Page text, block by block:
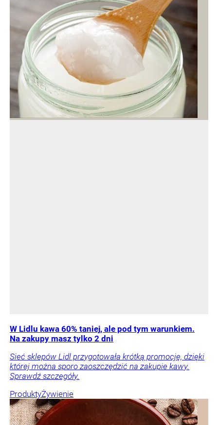
W Lidlu kawa 60% taniej, ale pod tym warunkiem.
Na zakupy masz tylko 2 dni
Sieć sklepów Lidl przygotowała krótką promocję, dzięki
której można sporo zaoszczędzić na zakupie kawy.
Sprawdź szczegóły.
ProduktyŻywienie